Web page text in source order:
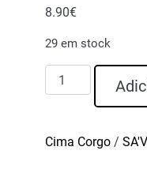
8.90€
29 em stock
Quantidade
de
Tinto
Cima Corgo/